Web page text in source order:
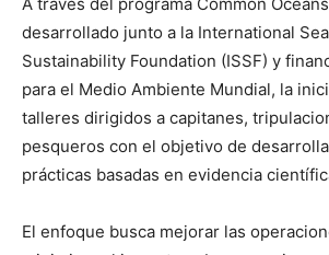
desarrollado junto a la International
Sustainability Foundation (ISSF) y
para el Medio Ambiente Mundial, la
talleres dirigidos a capitanes,
pesqueros con el objetivo de
prácticas basadas en evidencia
El enfoque busca mejorar las